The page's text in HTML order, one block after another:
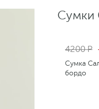
Сумки
4200 Р
Сумка
бордо